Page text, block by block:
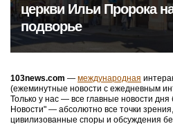
церкви Ильи Пророка
подворье
103news.com — международная
(ежеминутные новости с ежедневным
Только у нас — все главные новости
Новости" — абсолютно все точки
цивилизованные споры и обсуждения